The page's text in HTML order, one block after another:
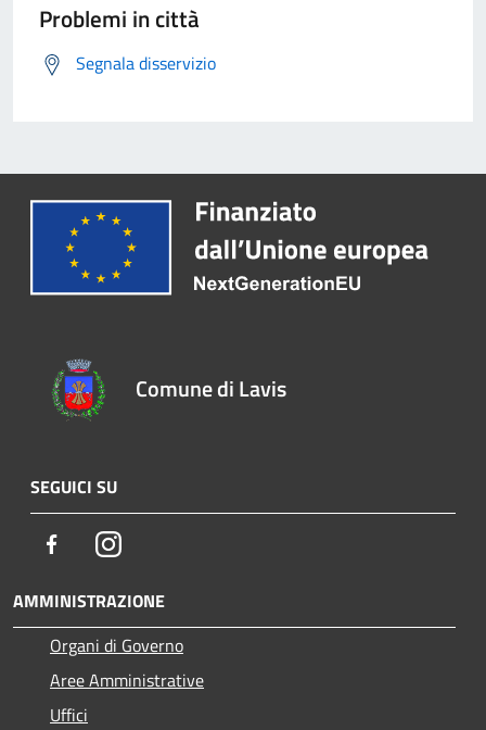
Problemi in città
Segnala disservizio
Comune di Lavis
SEGUICI SU
FacebookInstagram
AMMINISTRAZIONE
Organi di Governo
Aree Amministrative
Uffici